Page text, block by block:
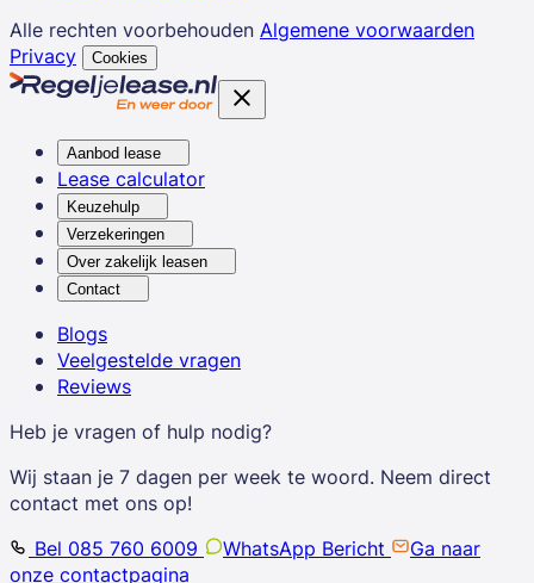
Alle rechten voorbehouden Algemene voorwaarden
Privacy
Cookies
Aanbod lease
Lease calculator
Keuzehulp
Verzekeringen
Over zakelijk leasen
Contact
Blogs
Veelgestelde vragen
Reviews
Heb je vragen of hulp nodig?
Wij staan je 7 dagen per week te woord. Neem direct
contact met ons op!
Bel 085 760 6009
WhatsApp Bericht
Ga naar
onze contactpagina